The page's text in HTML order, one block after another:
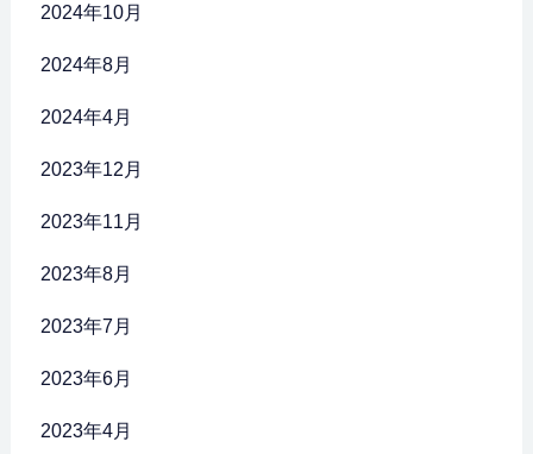
2024年10月
2024年8月
2024年4月
2023年12月
2023年11月
2023年8月
2023年7月
2023年6月
2023年4月